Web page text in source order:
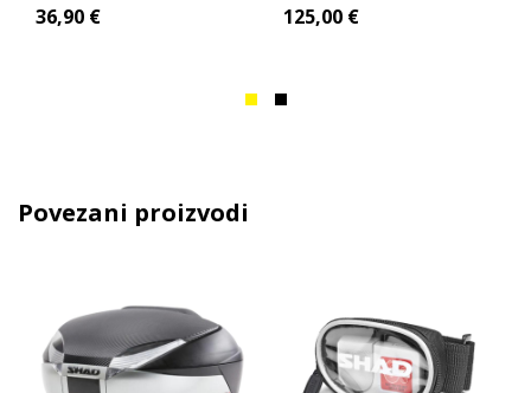
36,90 €
125,00 €
Povezani proizvodi